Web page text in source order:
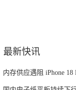
最新快讯
内存供应遇阻 iPhone